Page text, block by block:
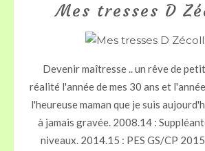
Mes tresses D
Devenir maîtresse .. un rêve de
réalité l'année de mes 30 ans et
l'heureuse maman que je suis
à jamais gravée. 2008.14 :
niveaux. 2014.15 : PES GS/CP